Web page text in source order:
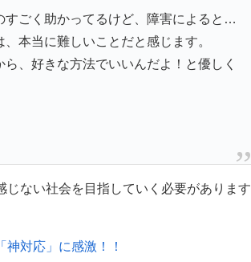
すごく助かってるけど、障害によると…
本当に難しいことだと感じます。
、好きな方法でいいんだよ！と優しく
ない社会を目指していく必要があります
対応」に感激！！